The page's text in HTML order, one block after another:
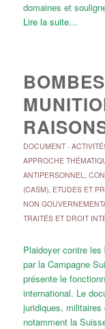
domaines et
Lire la suite…
DOCUMENT-
APPROCHE
ANTIPERSONNEL,
(CASM), ETUDES ET
NON
TRAITÉS ET DROIT
Plaidoyer contre
par la Campagne
présente le
international. Le
juridiques,
notamment la